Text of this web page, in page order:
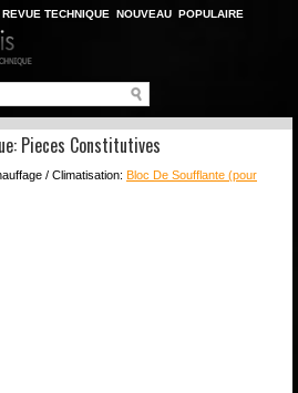
REVUE TECHNIQUE NOUVEAU POPULAIRE
Pieces Constitutives
/ Climatisation: Bloc De Soufflante (pour